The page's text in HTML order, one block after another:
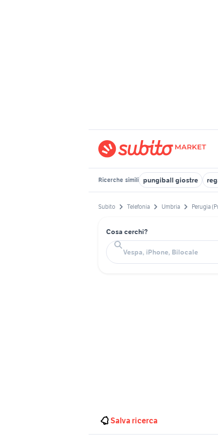
Ricerche simili pungiball giostre
Subito Telefonia Umbria Perugia
Cosa cerchi?
Salva ricerca